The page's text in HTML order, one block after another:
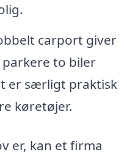
carport giver
to biler
er særligt praktisk
køretøjer.
er, kan et firma